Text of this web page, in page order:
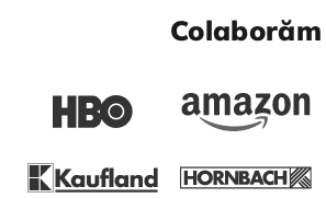
Colaborăm